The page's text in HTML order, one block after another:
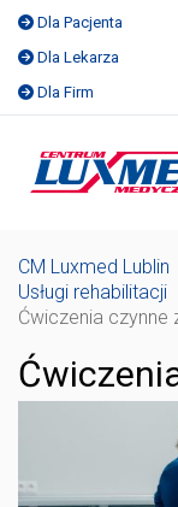
Dla Pacjenta
Dla Lekarza
Dla Firm
CM Luxmed Lublin
Usługi rehabilitacji
Ćwiczenia czynne